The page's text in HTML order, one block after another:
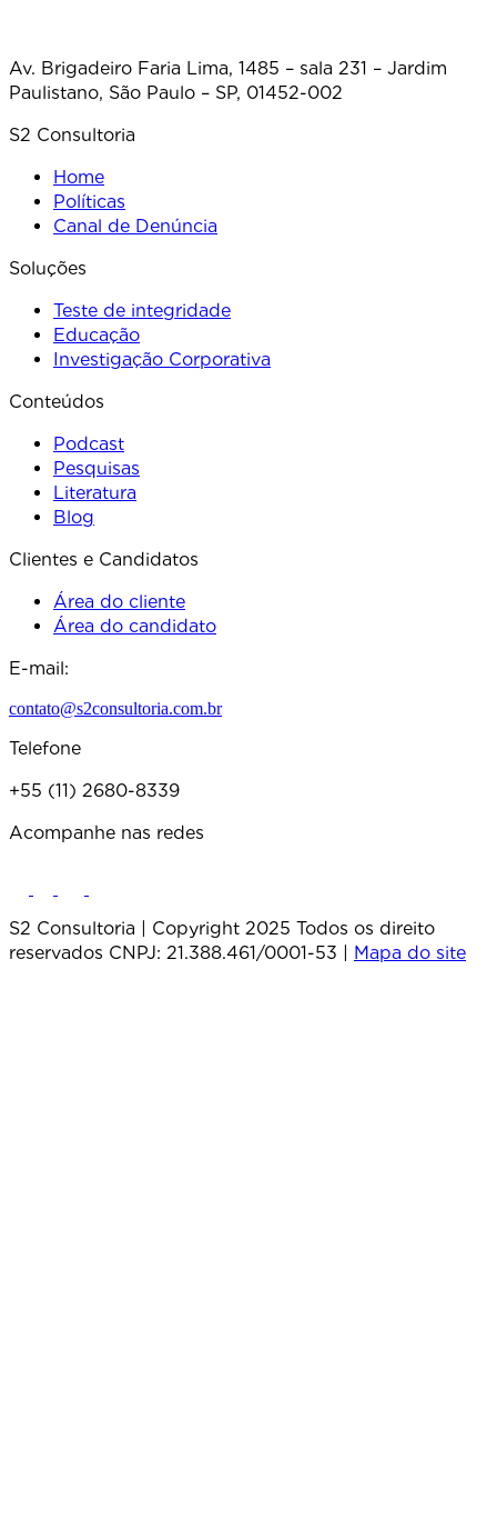
Av. Brigadeiro Faria Lima, 1485 – sala 231 – Jardim
Paulistano, São Paulo – SP, 01452-002
S2 Consultoria
Home
Políticas
Canal de Denúncia
Soluções
Teste de integridade
Educação
Investigação Corporativa
Conteúdos
Podcast
Pesquisas
Literatura
Blog
Clientes e Candidatos
Área do cliente
Área do candidato
E-mail:
contato@s2consultoria.com.br
Telefone
+55 (11) 2680-8339
Acompanhe nas redes
S2 Consultoria | Copyright 2025 Todos os direito
reservados CNPJ: 21.388.461/0001-53 |
Mapa do site